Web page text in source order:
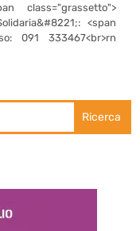
class="grassetto">
<span
091 333467<br>rn